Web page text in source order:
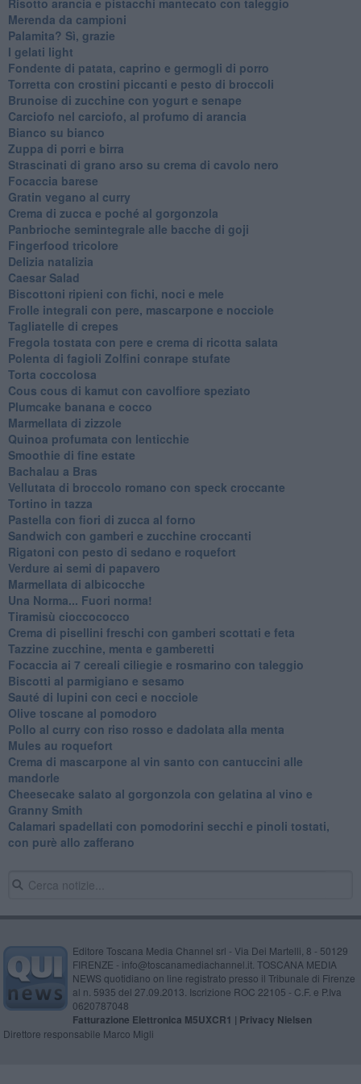
Merenda da campioni
Palamita? Sì, grazie
I gelati light
Fondente di patata, caprino e germogli di porro
Torretta con crostini piccanti e pesto di broccoli
Brunoise di zucchine con yogurt e senape
Carciofo nel carciofo, al profumo di arancia
Bianco su bianco
Zuppa di porri e birra
Strascinati di grano arso su crema di cavolo nero
Focaccia barese
Gratin vegano al curry
Crema di zucca e poché al gorgonzola
Panbrioche semintegrale alle bacche di goji
Fingerfood tricolore
Delizia natalizia
Caesar Salad
Biscottoni ripieni con fichi, noci e mele
Frolle integrali con pere, mascarpone e nocciole
Tagliatelle di crepes
Fregola tostata con pere e crema di ricotta salata
Polenta di fagioli Zolfini conrape stufate
Torta coccolosa
Cous cous di kamut con cavolfiore speziato
Plumcake banana e cocco
Marmellata di zizzole
Quinoa profumata con lenticchie
Smoothie di fine estate
Bachalau a Bras
Vellutata di broccolo romano con speck croccante
Tortino in tazza
Pastella con fiori di zucca al forno
Sandwich con gamberi e zucchine croccanti
Rigatoni con pesto di sedano e roquefort
Verdure ai semi di papavero
Marmellata di albicocche
Una Norma... Fuori norma!
Tiramisù cioccococco
Crema di pisellini freschi con gamberi scottati e feta
Tazzine zucchine, menta e gamberetti
Focaccia ai 7 cereali ciliegie e rosmarino con taleggio
Biscotti al parmigiano e sesamo
Sauté di lupini con ceci e nocciole
Olive toscane al pomodoro
Pollo al curry con riso rosso e dadolata alla menta
Mules au roquefort
Crema di mascarpone al vin santo con cantuccini alle
mandorle
Cheesecake salato al gorgonzola con gelatina al vino e
Granny Smith
Calamari spadellati con pomodorini secchi e pinoli tostati,
con purè allo zafferano
Editore Toscana Media Channel srl - Via Dei Martelli, 8 - 50129
FIRENZE - info@toscanamediachannel.it. TOSCANA MEDIA
NEWS quotidiano on line registrato presso il Tribunale di Firenze
al n. 5935 del 27.09.2013. Iscrizione ROC 22105 - C.F. e P.Iva
0620787048
Fatturazione Elettronica M5UXCR1 | Privacy Nielsen
Direttore responsabile Marco Migli